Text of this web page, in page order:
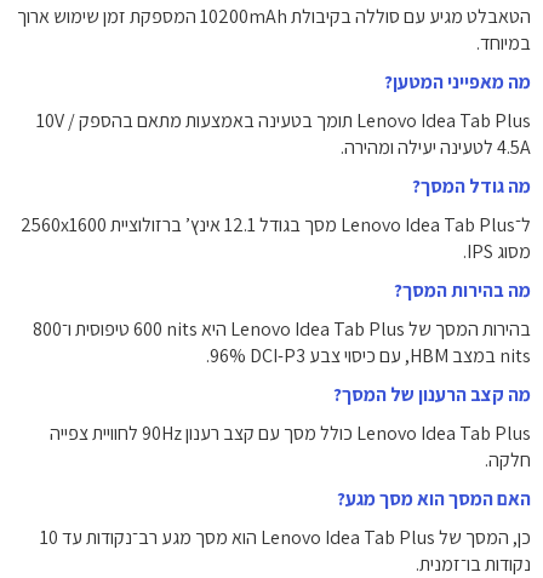
הטאבלט מגיע עם סוללה בקיבולת ‎10200mAh‎ המספקת זמן שימוש ארוך
במיוחד.
מה מאפייני המטען?
Lenovo Idea Tab Plus תומך בטעינה באמצעות מתאם בהספק ‎10V /
4.5A‎ לטעינה יעילה ומהירה.
מה גודל המסך?
ל־Lenovo Idea Tab Plus מסך בגודל ‎12.1 אינץ’‎ ברזולוציית ‎2560x1600‎
מסוג IPS.
מה בהירות המסך?
בהירות המסך של Lenovo Idea Tab Plus היא ‎600 nits‎ טיפוסית ו־‎800
nits‎ במצב HBM, עם כיסוי צבע ‎96%‎ DCI-P3‎.
מה קצב הרענון של המסך?
Lenovo Idea Tab Plus כולל מסך עם קצב רענון ‎90Hz‎ לחוויית צפייה
חלקה.
האם המסך הוא מסך מגע?
כן, המסך של Lenovo Idea Tab Plus הוא מסך מגע רב־נקודות עד ‎10‎
נקודות בו־זמנית.